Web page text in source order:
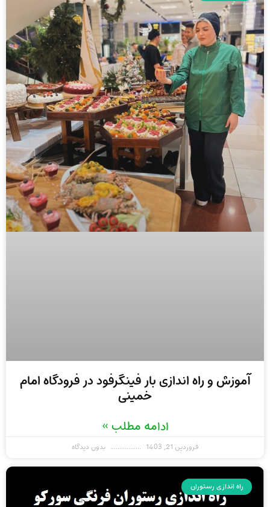
آموزش و راه اندازی بار فینگرفود در فرودگاه امام
خمینی
ادامه مطلب »
فروردین 21, 1403 بدون دیدگاه
راه اندازی رستوران